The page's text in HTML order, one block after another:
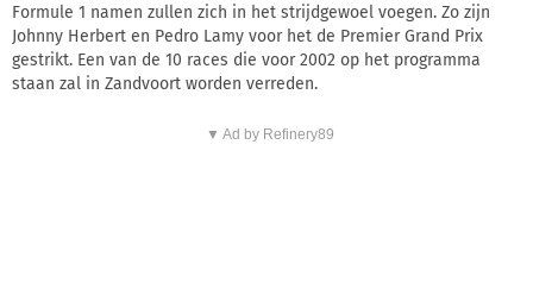
Formule 1 namen zullen zich in het strijdgewoel voegen. Zo zijn
Johnny Herbert en Pedro Lamy voor het de Premier Grand Prix
gestrikt. Een van de 10 races die voor 2002 op het programma
staan zal in Zandvoort worden verreden.
▼ Ad by Refinery89